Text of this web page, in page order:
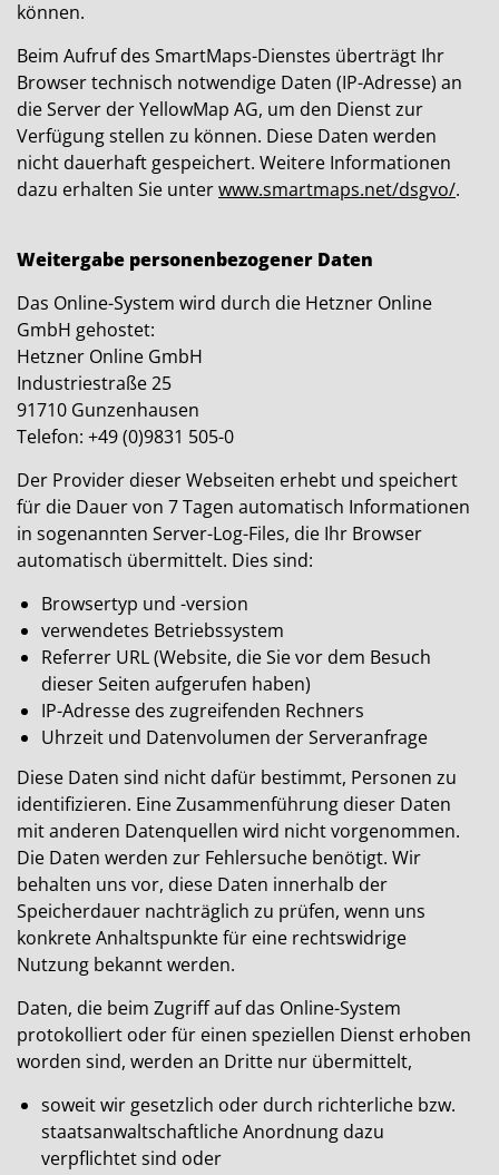
können.
Beim Aufruf des SmartMaps-Dienstes überträgt Ihr
Browser technisch notwendige Daten (IP-Adresse) an
die Server der YellowMap AG, um den Dienst zur
Verfügung stellen zu können. Diese Daten werden
nicht dauerhaft gespeichert. Weitere Informationen
dazu erhalten Sie unterwww.smartmaps.net/dsgvo/.
Weitergabe personenbezogener Daten
Das Online-System wird durch die Hetzner Online
GmbH gehostet:
Hetzner Online GmbH
Industriestraße 25
91710 Gunzenhausen
Telefon: +49 (0)9831 505-0
Der Provider dieser Webseiten erhebt und speichert
für die Dauer von 7 Tagen automatisch Informationen
in sogenannten Server-Log-Files, die Ihr Browser
automatisch übermittelt. Dies sind:
Browsertyp und -version
verwendetes Betriebssystem
Referrer URL (Website, die Sie vor dem Besuch
dieser Seiten aufgerufen haben)
IP-Adresse des zugreifenden Rechners
Uhrzeit und Datenvolumen der Serveranfrage
Diese Daten sind nicht dafür bestimmt, Personen zu
identifizieren. Eine Zusammenführung dieser Daten
mit anderen Datenquellen wird nicht vorgenommen.
Die Daten werden zur Fehlersuche benötigt. Wir
behalten uns vor, diese Daten innerhalb der
Speicherdauer nachträglich zu prüfen, wenn uns
konkrete Anhaltspunkte für eine rechtswidrige
Nutzung bekannt werden.
Daten, die beim Zugriff auf das Online-System
protokolliert oder für einen speziellen Dienst erhoben
worden sind, werden an Dritte nur übermittelt,
soweit wir gesetzlich oder durch richterliche bzw.
staatsanwaltschaftliche Anordnung dazu
verpflichtet sind oder